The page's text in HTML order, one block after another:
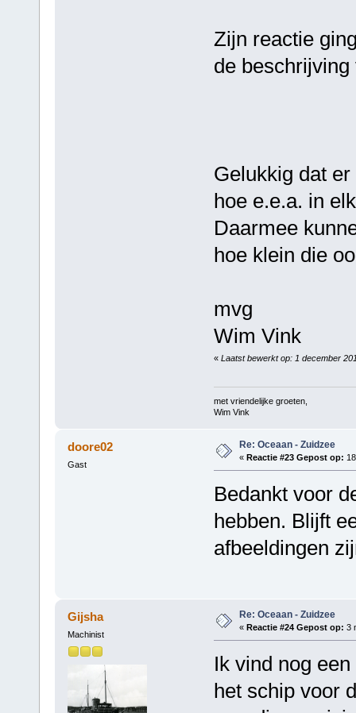
Zijn reactie
de
Gelukkig dat
hoe e.e.a. in
Daarmee
hoe klein die
mvg
Wim Vink
« Laatst bewerkt op: 1 december
met vriendelijke groeten,
Wim Vink
doore02
Gast
Re: Oceaan - Zuidzee
« Reactie #23 Gepost op:
Bedankt voor
hebben. Blijft
afbeeldingen
Gijsha
Machinist
Re: Oceaan - Zuidzee
« Reactie #24 Gepost op: 3
Ik vind nog
het schip voor